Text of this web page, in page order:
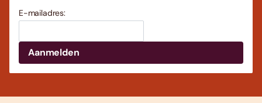
E-mailadres: